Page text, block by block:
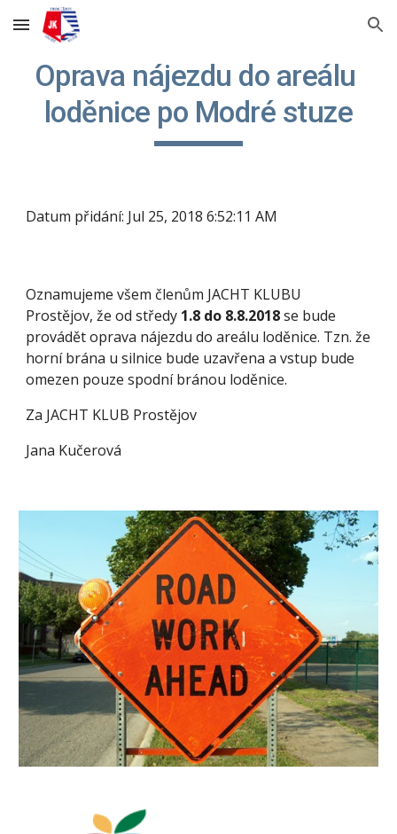
Skip to main content Skip to navigation
Oprava nájezdu do areálu
loděnice po Modré stuze
Datum přidání: Jul 25, 2018 6:52:11 AM
Oznamujeme všem členům JACHT KLUBU
Prostějov, že od středy 1.8 do 8.8.2018 se bude
provádět oprava nájezdu do areálu loděnice. Tzn. že
horní brána u silnice bude uzavřena a vstup bude
omezen pouze spodní bránou loděnice.
Za JACHT KLUB Prostějov
Jana Kučerová